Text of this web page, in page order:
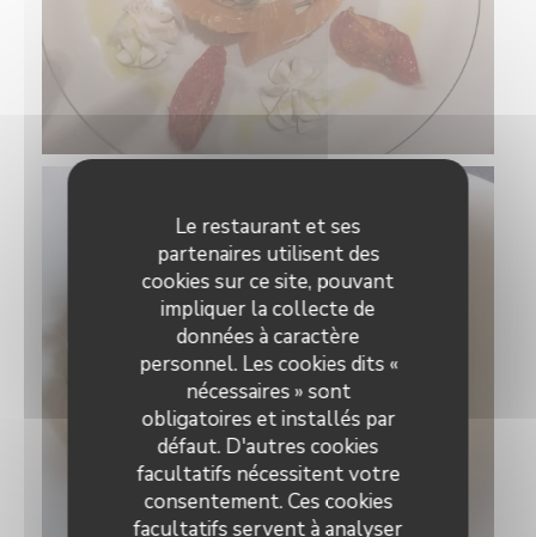
Le restaurant et ses
partenaires utilisent des
cookies sur ce site, pouvant
impliquer la collecte de
données à caractère
personnel. Les cookies dits «
nécessaires » sont
obligatoires et installés par
défaut. D'autres cookies
facultatifs nécessitent votre
consentement. Ces cookies
facultatifs servent à analyser